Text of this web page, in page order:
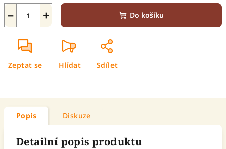
+
− Do košíku
Zeptat se Hlídat Sdílet
Popis Diskuze
Detailní popis produktu